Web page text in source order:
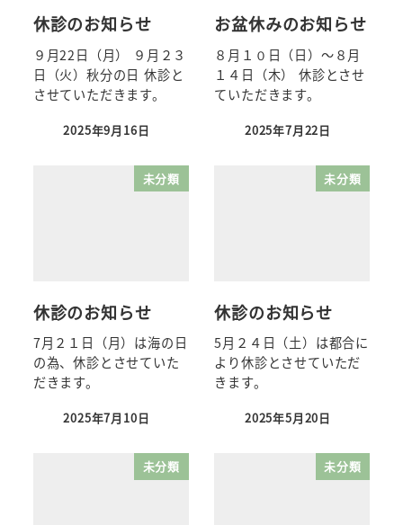
休診のお知らせ
９月22日（月） ９月２３
日（火）秋分の日 休診と
させていただきます。
2025年9月16日
お盆休みのお知らせ
８月１０日（日）～８月
１４日（木） 休診とさせ
ていただきます。
2025年7月22日
未分類
休診のお知らせ
7月２１日（月）は海の日
の為、休診とさせていた
だきます。
2025年7月10日
未分類
休診のお知らせ
5月２４日（土）は都合に
より休診とさせていただ
きます。
2025年5月20日
未分類 未分類